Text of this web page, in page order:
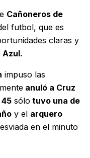
Cañoneros de
futbol, que es
claras y
Azul.
impuso las
anuló a Cruz
sólo tuvo una de
y el arquero
en el minuto